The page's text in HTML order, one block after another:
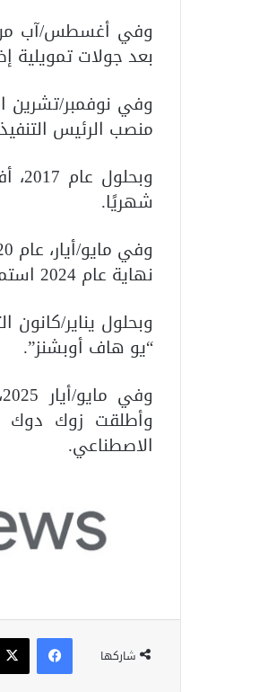
بعد جولات تمويلية
وفي نوفمبر/تشرين
منصب الرئيس
شهريًا.
نهاية عام 2024 استمرت في طرح البرامج التي تحسن من خلالها خدماتها للمرضى.
“يو هاف أوبشنز”.
وأطلقت زوك دوك
الاصطناعي.
شاركها
فيسبوك